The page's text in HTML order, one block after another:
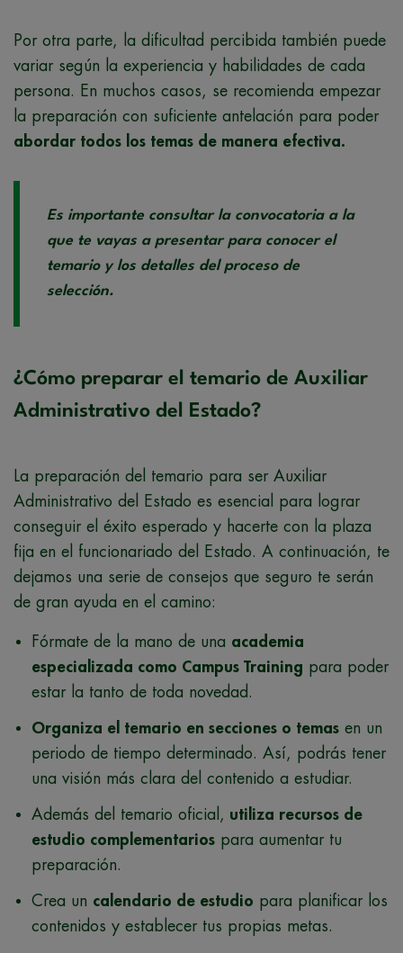
Por otra parte, la dificultad percibida también puede
variar según la experiencia y habilidades de cada
persona. En muchos casos, se recomienda empezar
la preparación con suficiente antelación para poder
abordar todos los temas de manera efectiva.
Es importante consultar la convocatoria a la
que te vayas a presentar para conocer el
temario y los detalles del proceso de
selección.
¿Cómo preparar el temario de Auxiliar
Administrativo del Estado?
La preparación del temario para ser Auxiliar
Administrativo del Estado es esencial para lograr
conseguir el éxito esperado y hacerte con la plaza
fija en el funcionariado del Estado. A continuación, te
dejamos una serie de consejos que seguro te serán
de gran ayuda en el camino:
Fórmate de la mano de una academia
especializada como Campus Training para poder
estar la tanto de toda novedad.
Organiza el temario en secciones o temas en un
periodo de tiempo determinado. Así, podrás tener
una visión más clara del contenido a estudiar.
Además del temario oficial,
utiliza recursos de
estudio complementarios para aumentar tu
preparación.
Crea un calendario de estudio para planificar los
contenidos y establecer tus propias metas.